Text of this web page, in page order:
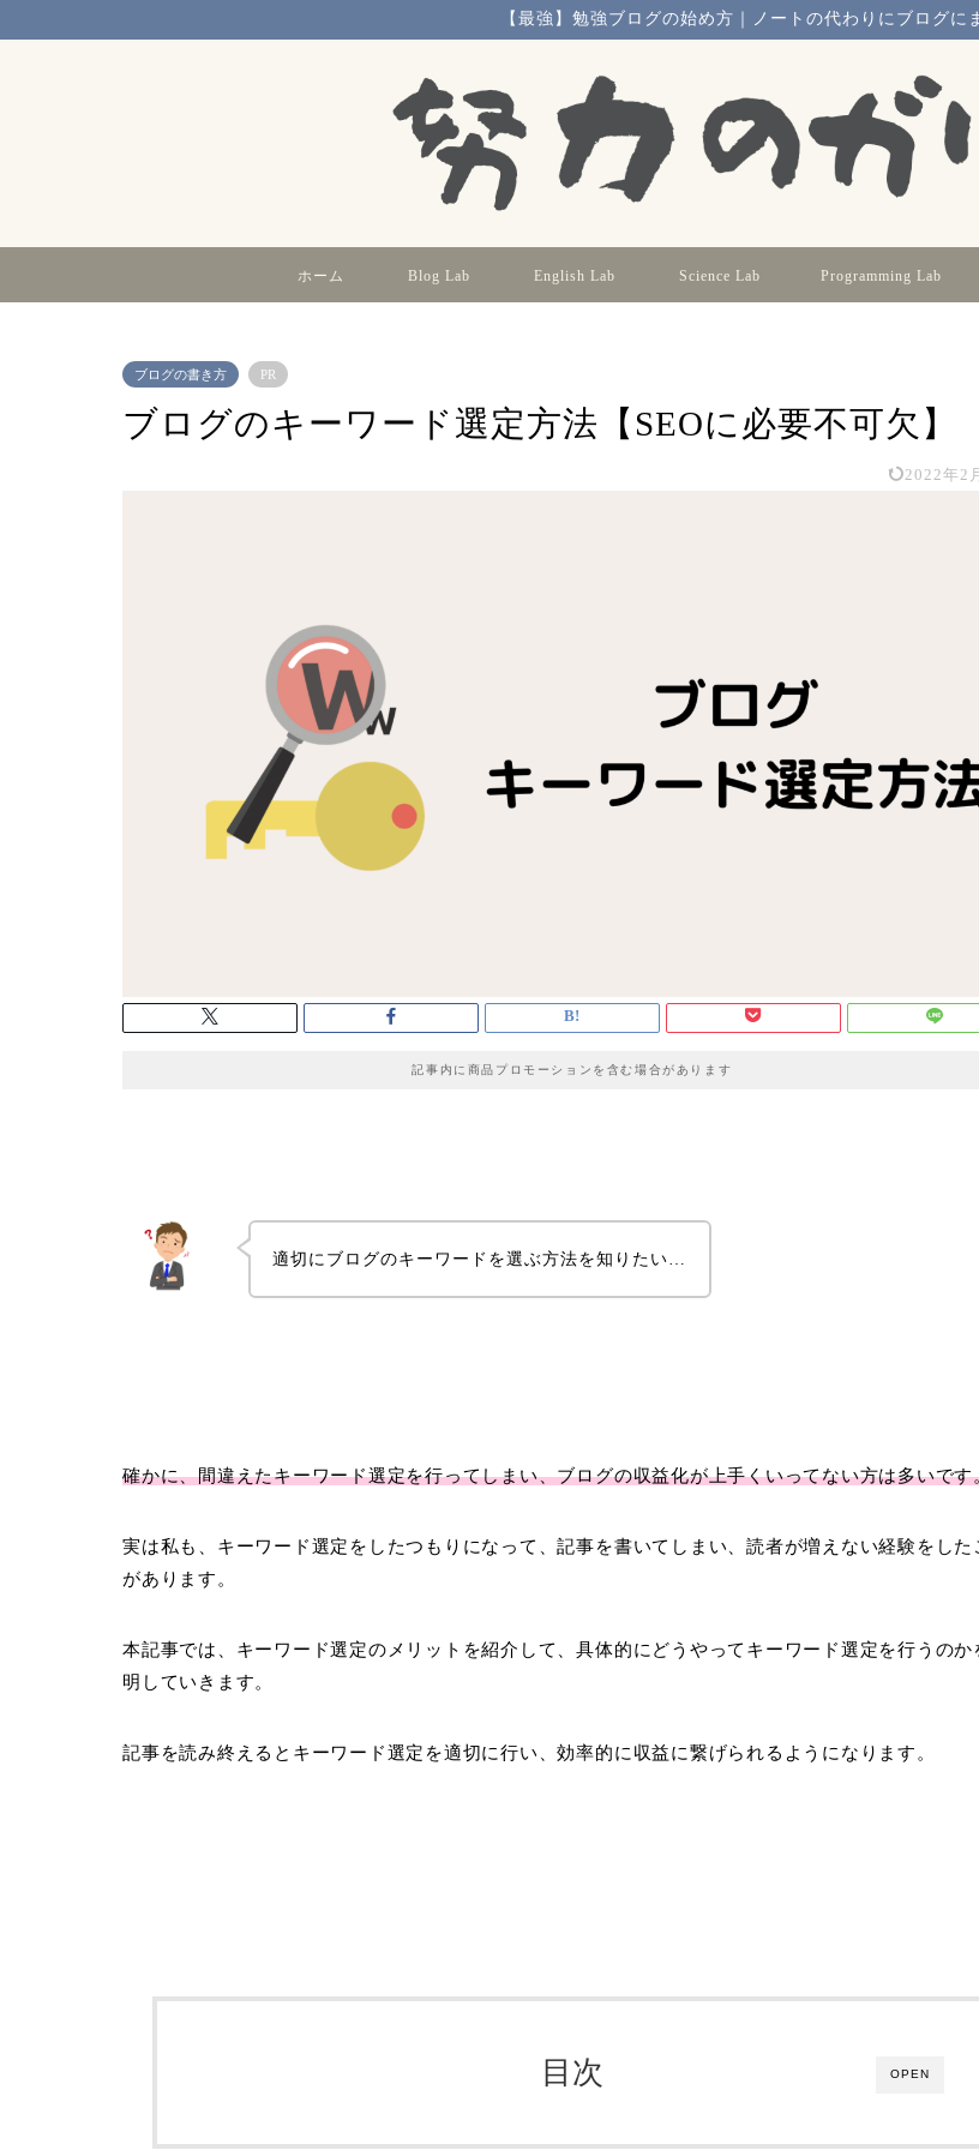
【最強】勉強ブログの始め方｜ノートの代わりにブログに
ホーム Blog Lab English Lab Science Lab Programming Lab
ブログの書き方 PR
ブログのキーワード選定方法【SEOに必要不可欠】
2022年2
記事内に商品プロモーションを含む場合があります
適切にブログのキーワードを選ぶ方法を知りたい…
確かに、間違えたキーワード選定を行ってしまい、ブログの収益化が上手くいってない方は多いです
実は私も、キーワード選定をしたつもりになって、記事を書いてしまい、読者が増えない経験をした
があります。
本記事では、キーワード選定のメリットを紹介して、具体的にどうやってキーワード選定を行うのか
明していきます。
記事を読み終えるとキーワード選定を適切に行い、効率的に収益に繋げられるようになります。
OPEN
目次